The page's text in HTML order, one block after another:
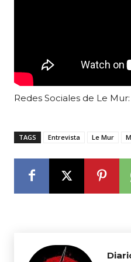
Redes Sociales de Le Mur:
TAGS Entrevista Le Mur